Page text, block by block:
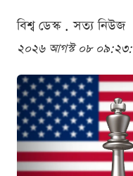
বিশ্ব ডেস্ক . সত্য নিউজ
২০২৬ আগস্ট ০৮